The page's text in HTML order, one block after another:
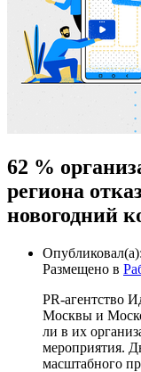
62 %
региона
новогодний
Опубликовал(а):
Размещено в
PR-агентство
Москвы и
ли в их
мероприятия.
масштабного